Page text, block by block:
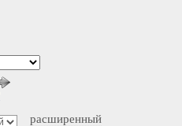
расширенный